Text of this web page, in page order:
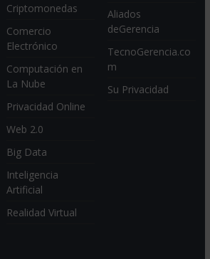
Criptomonedas
Comercio
Electrónico
Computación en
La Nube
Privacidad Online
Web 2.0
Big Data
Inteligencia
Artificial
Realidad Virtual
Aliados
deGerencia
TecnoGerencia.co
m
Su Privacidad